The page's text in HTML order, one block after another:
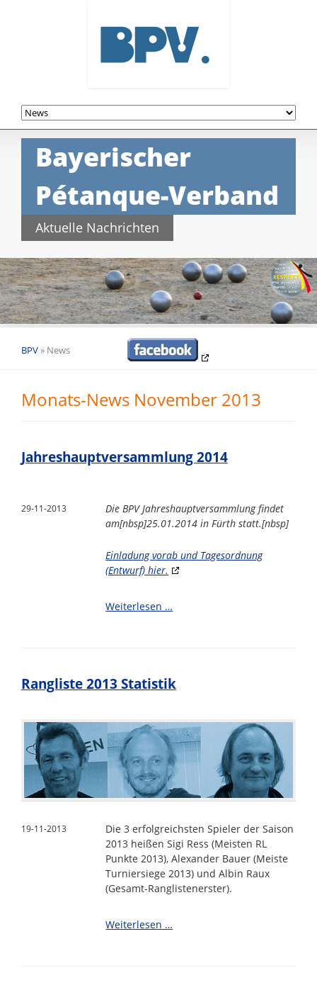
Navigation
überspringen
Bayerischer
Pétanque-Verband
Aktuelle Nachrichten
BPV» News
Monats-News November 2013
Jahreshauptversammlung 2014
29-11-2013
Die BPV Jahreshauptversammlung findet
am[nbsp]25.01.2014 in Fürth statt.[nbsp]
Einladung vorab und Tagesordnung
(Entwurf) hier.
Weiterlesen …
Rangliste 2013 Statistik
19-11-2013
Die 3 erfolgreichsten Spieler der Saison
2013 heißen Sigi Ress (Meisten RL
Punkte 2013), Alexander Bauer (Meiste
Turniersiege 2013) und Albin Raux
(Gesamt-Ranglistenerster).
Weiterlesen …